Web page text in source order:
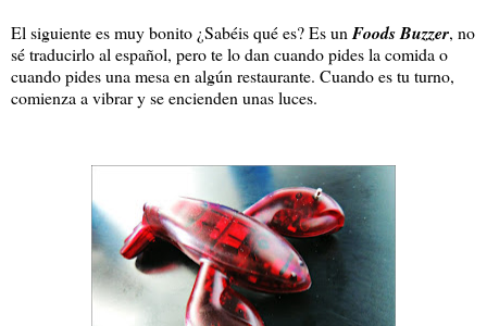
El siguiente es muy bonito ¿Sabéis qué es? Es un Foods Buzzer, no
sé traducirlo al español, pero te lo dan cuando pides la comida o
cuando pides una mesa en algún restaurante. Cuando es tu turno,
comienza a vibrar y se encienden unas luces.